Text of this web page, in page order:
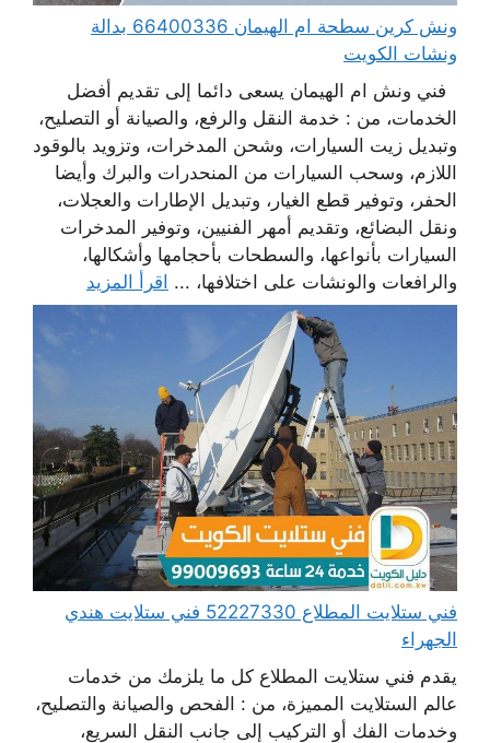
ونش كرين سطحة ام الهيمان 66400336 بدالة
ونشات الكويت
فني ونش ام الهيمان يسعى دائما إلى تقديم أفضل
الخدمات، من : خدمة النقل والرفع، والصيانة أو التصليح،
وتبديل زيت السيارات، وشحن المدخرات، وتزويد بالوقود
اللازم، وسحب السيارات من المنحدرات والبرك وأيضا
الحفر، وتوفير قطع الغيار، وتبديل الإطارات والعجلات،
ونقل البضائع، وتقديم أمهر الفنيين، وتوفير المدخرات
السيارات بأنواعها، والسطحات بأحجامها وأشكالها،
والرافعات والونشات على اختلافها، ... اقرأ المزيد
فني ستلايت المطلاع 52227330 فني ستلايت هندي
الجهراء
يقدم فني ستلايت المطلاع كل ما يلزمك من خدمات
عالم الستلايت المميزة، من : الفحص والصيانة والتصليح،
وخدمات الفك أو التركيب إلى جانب النقل السريع،